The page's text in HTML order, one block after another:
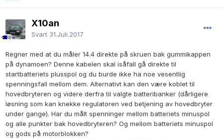
X10an
Svart 31.Juli.2017
Regner med at du måler 14.4 direkte på skruen bak gummikappen
på dynamoen? Denne kabelen skal isåfall gå direkte til
startbatteriets plusspol og du burde ikke ha noe vesentlig
spenningsfall mellom dem. Alternativt kan den være koblet til
hovedbryteren og videre derfra til valgte batteribanker (dårligere
løsning som kan knekke regulatoren ved betjening av hovedbryter
under gange). Har du målt spenninger mellom batteriets minuspol
og alle punkter bak hovedbryteren? Og mellom batteriets minuspol
og gods på motorblokken?